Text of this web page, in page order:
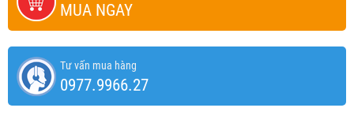
MUA NGAY
Tư vấn mua hàng
0977.9966.27